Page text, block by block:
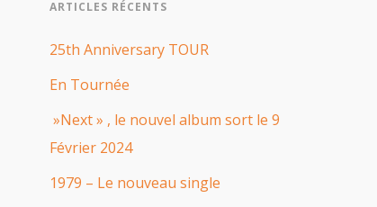
ARTICLES RÉCENTS
25th Anniversary TOUR
En Tournée
»Next » , le nouvel album sort le 9
Février 2024
1979 – Le nouveau single